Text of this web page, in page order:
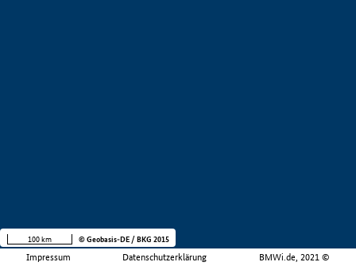
Impressum Datenschutzerklärung BMWi.de, 2021 ©
100 km © Geobasis-DE / BKG 2015